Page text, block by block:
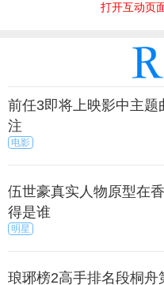
打开互动页
前任3即将上映影中主题
注
电影
伍世豪真实人物原型在
得是谁
明星
琅琊榜2高手排名段桐舟